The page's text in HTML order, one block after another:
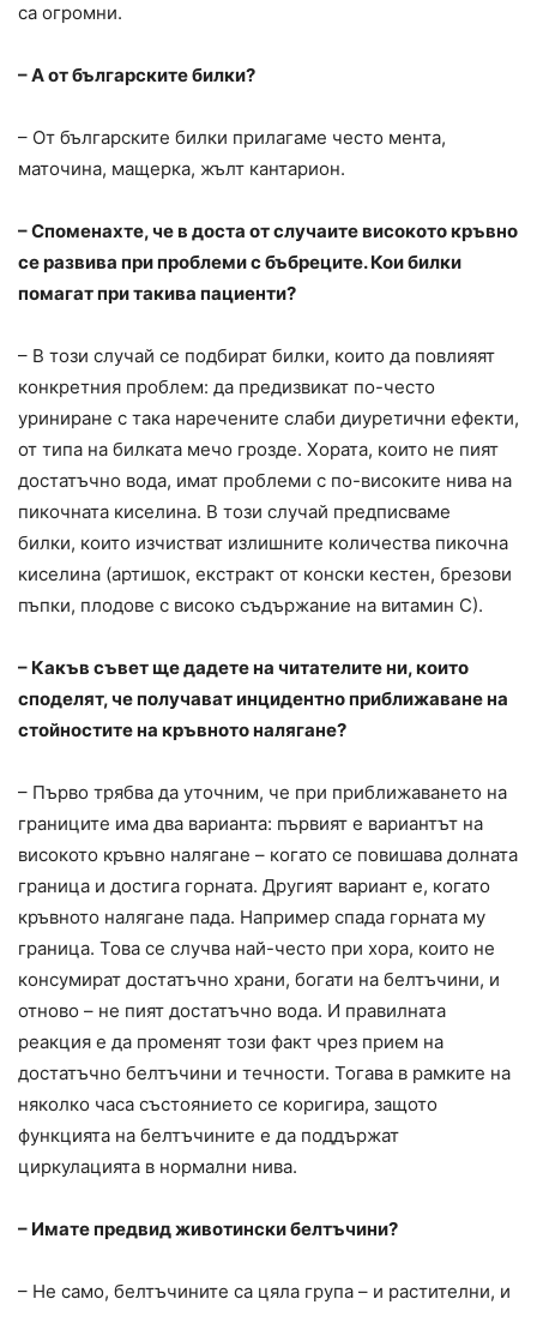
са огромни.
– А от българските билки?
– От българските билки прилагаме често мента,
маточина, мащерка, жълт кантарион.
– Споменахте, че в доста от случаите високото кръвно
се развива при проблеми с бъбреците. Кои билки
помагат при такива пациенти?
– В този случай се подбират билки, които да повлияят
конкретния проблем: да предизвикат по-често
уриниране с така наречените слаби диуретични ефекти,
от типа на билката мечо грозде. Хората, които не пият
достатъчно вода, имат проблеми с по-високите нива на
пикочната киселина. В този случай предписваме
билки, които изчистват излишните количества пикочна
киселина (артишок, екстракт от конски кестен, брезови
пъпки, плодове с високо съдържание на витамин С).
– Какъв съвет ще дадете на читателите ни, които
споделят, че получават инцидентно приближаване на
стойностите на кръвното налягане?
– Първо трябва да уточним, че при приближаването на
границите има два варианта: първият е вариантът на
високото кръвно налягане – когато се повишава долната
граница и достига горната. Другият вариант е, когато
кръвното налягане пада. Например спада горната му
граница. Това се случва най-често при хора, които не
консумират достатъчно храни, богати на белтъчини, и
отново – не пият достатъчно вода. И правилната
реакция е да променят този факт чрез прием на
достатъчно белтъчини и течности. Тогава в рамките на
няколко часа състоянието се коригира, защото
функцията на белтъчините е да поддържат
циркулацията в нормални нива.
– Имате предвид животински белтъчини?
– Не само, белтъчините са цяла група – и растителни, и